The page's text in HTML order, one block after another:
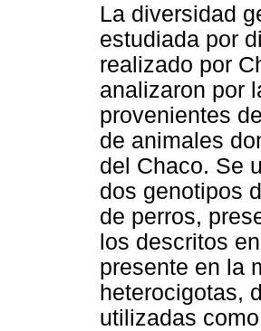
La diversidad
estudiada por
realizado por
analizaron por
provenientes de
de animales
del Chaco. Se
dos genotipos
de perros,
los descritos
presente en la
heterocigotas,
utilizadas